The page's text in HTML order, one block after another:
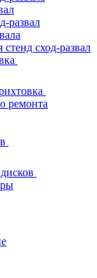
развал
сход-развал
ремонта